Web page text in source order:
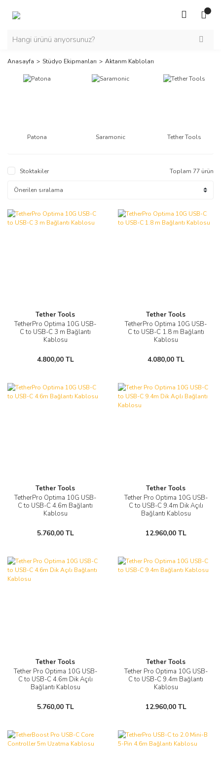
Anasayfa Stüdyo Ekipmanları Aktarım Kabloları
Patona Saramonic Tether Tools
Stoktakiler Toplam 77 ürün
Tether Tools
TetherPro Optima 10G USB-
C to USB-C 3 m Bağlantı
Kablosu
4.800,00 TL
Tether Tools
TetherPro Optima 10G USB-
C to USB-C 1.8 m Bağlantı
Kablosu
4.080,00 TL
Tether Tools
TetherPro Optima 10G USB-
C to USB-C 4.6m Bağlantı
Kablosu
5.760,00 TL
Tether Tools
Tether Pro Optima 10G USB-
C to USB-C 9.4m Dik Açılı
Bağlantı Kablosu
12.960,00 TL
Tether Tools
Tether Pro Optima 10G USB-
C to USB-C 4.6m Dik Açılı
Bağlantı Kablosu
5.760,00 TL
Tether Tools
Tether Pro Optima 10G USB-
C to USB-C 9.4m Bağlantı
Kablosu
12.960,00 TL